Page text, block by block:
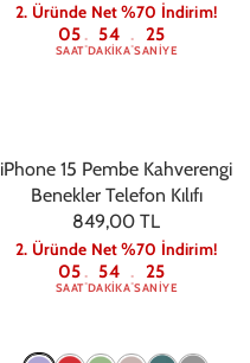
2. Üründe Net %70 İndirim!
05
SAAT: 54
DAKIKA: 24
SANIYE
iPhone 15 Pembe Kahverengi
Benekler Telefon Kılıfı
849,00 TL
2. Üründe Net %70 İndirim!
05
SAAT: 54
DAKIKA: 24
SANIYE